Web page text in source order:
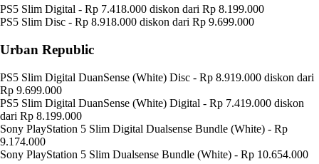
PS5 Slim Digital - Rp 7.418.000 diskon dari Rp 8.199.000
PS5 Slim Disc - Rp 8.918.000 diskon dari Rp 9.699.000
Urban Republic
PS5 Slim Digital DuanSense (White) Disc - Rp 8.919.000 diskon dari
Rp 9.699.000
PS5 Slim Digital DuanSense (White) Digital - Rp 7.419.000 diskon
dari Rp 8.199.000
Sony PlayStation 5 Slim Digital Dualsense Bundle (White) - Rp
9.174.000
Sony PlayStation 5 Slim Dualsense Bundle (White) - Rp 10.654.000